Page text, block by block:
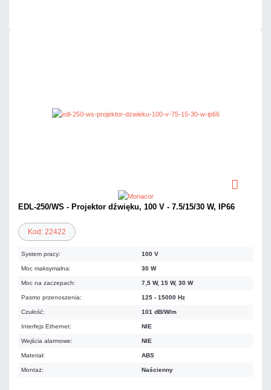
EDL-250/WS - Projektor dźwięku, 100 V - 7.5/15/30 W, IP66
Kod: 22422
System pracy: 100 V
Moc maksymalna: 30 W
Moc na zaczepach: 7,5 W, 15 W, 30 W
Pasmo przenoszenia: 125 - 15000 Hz
Czułość: 101 dB/W/m
Interfejs Ethernet: NIE
Wejścia alarmowe: NIE
Materiał: ABS
Montaż: Naścienny